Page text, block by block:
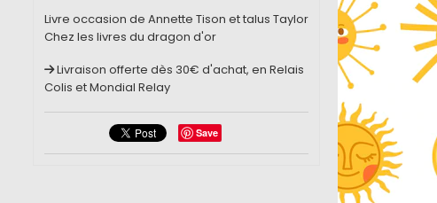
Livre occasion de Annette Tison et talus Taylor
Chez les livres du dragon d'or
Livraison offerte dès 30€ d'achat, en Relais
Colis et Mondial Relay
Save